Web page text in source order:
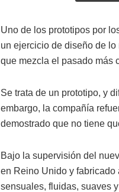
Uno de los prototipos por
un ejercicio de diseño de
que mezcla el pasado más
Se trata de un prototipo, y
embargo, la compañía
demostrado que no tiene
Bajo la supervisión del
en Reino Unido y fabricado
sensuales, fluidas, suaves